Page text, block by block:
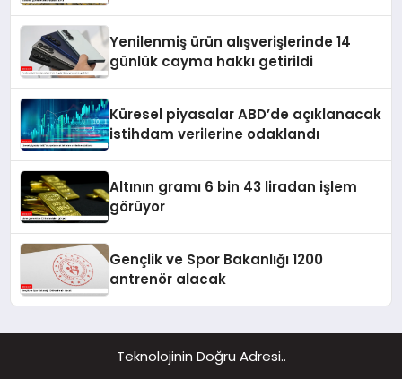
Yenilenmiş ürün alışverişlerinde 14
günlük cayma hakkı getirildi
Küresel piyasalar ABD’de açıklanacak
istihdam verilerine odaklandı
Altının gramı 6 bin 43 liradan işlem
görüyor
Gençlik ve Spor Bakanlığı 1200
antrenör alacak
Teknolojinin Doğru Adresi..